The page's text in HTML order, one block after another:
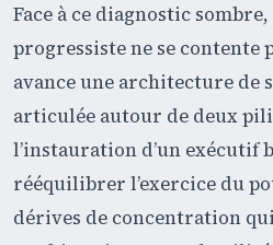
Face à ce diagnostic
progressiste ne se contente
avance une architecture de
articulée autour de deux
l’instauration d’un exécutif
rééquilibrer l’exercice du
dérives de concentration